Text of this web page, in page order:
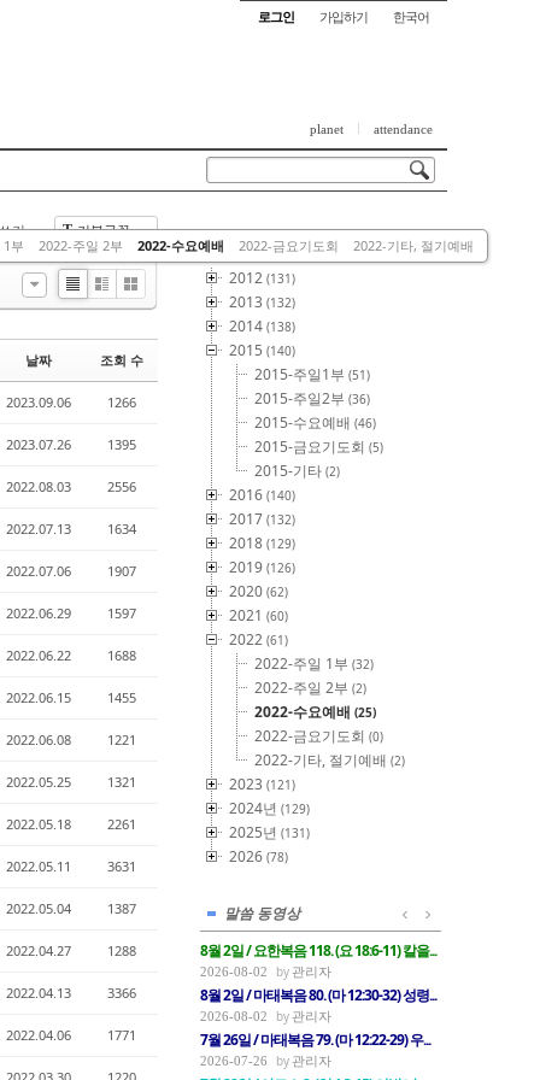
로그인 가입하기 한국어
planet attendance
T 기본글꼴
쓰기
부
2022-주일 2부 2022-수요예배 2022-금요기도회 2022-기타, 절기예배
ListZineGallery
날짜 조회 수
2023.09.06 1266
2023.07.26 1395
2022.08.03 2556
2022.07.13 1634
2022.07.06 1907
2022.06.29 1597
2022.06.22 1688
2022.06.15 1455
2022.06.08 1221
2022.05.25 1321
2022.05.18 2261
2022.05.11 3631
2022.05.04 1387
2022.04.27 1288
2022.04.13 3366
2022.04.06 1771
This Category
2012 (131)
2013 (132)
2014 (138)
2015 (140)
2015-주일1부 (51)
2015-주일2부 (36)
2015-수요예배 (46)
2015-금요기도회 (5)
2015-기타 (2)
2016 (140)
2017 (132)
2018 (129)
2019 (126)
2020 (62)
2021 (60)
2022 (61)
2022-주일 1부 (32)
2022-주일 2부 (2)
2022-수요예배 (25)
2022-금요기도회 (0)
2022-기타, 절기예배 (2)
2023 (121)
2024년 (129)
2025년 (131)
2026 (78)
말씀 동영상
8월 2일 / 요한복음 118. (요 18:6-11) 칼을...
2026-08-02 관리자
8월 2일 / 마태복음 80. (마 12:30-32) 성령...
2026-08-02 관리자
7월 26일 / 마태복음 79. (마 12:22-29) 우...
2026-07-26 관리자